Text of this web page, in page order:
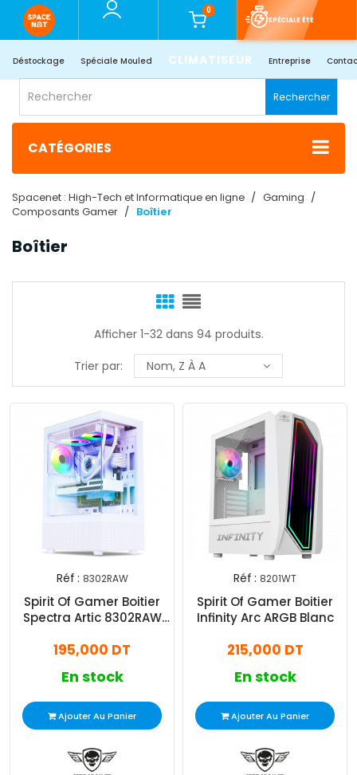
0
SPÉCIALE ÉTÉ
Déstockage Spéciale Mouled CLIMATISEUR Entreprise
Rechercher
CATÉGORIES
Spacenet : High-Tech et Informatique en ligne
Gaming
Composants Gamer
Boîtier
Boîtier
Afficher 1-32 dans 94 produits.
Trier par:
Nom, Z À A
Réf : 8302RAW
Spirit Of Gamer Boitier
Spectra Artic 8302RAW
195,000 DT
En stock
Ajouter Au Panier
Réf : 8201WT
Spirit Of Gamer Boitier
Infinity Arc ARGB Blanc
215,000 DT
En stock
Ajouter Au Panier